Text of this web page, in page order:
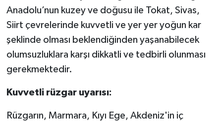
Anadolu’nun kuzey ve doğusu ile Tokat, Sivas,
Siirt çevrelerinde kuvvetli ve yer yer yoğun kar
şeklinde olması beklendiğinden yaşanabilecek
olumsuzluklara karşı dikkatli ve tedbirli olunması
gerekmektedir.
Kuvvetli rüzgar uyarısı:
Rüzgarın, Marmara, Kıyı Ege, Akdeniz'in iç